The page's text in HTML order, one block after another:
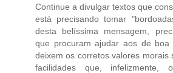
Continue a divulgar textos que
está precisando tomar
desta belíssima mensagem,
que procuram ajudar aos de
deixem os corretos valores morais
facilidades que, infelizmente,